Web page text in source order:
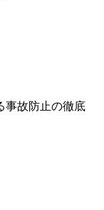
故防止の徹底